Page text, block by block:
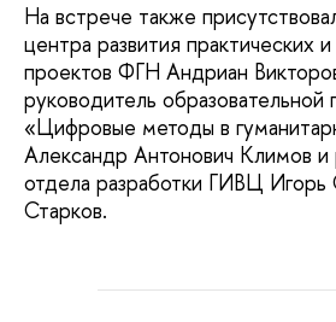
На встрече также
центра развития практических
проектов ФГН Андриан
руководитель образовательной
«Цифровые методы в
Александр Антонович Климов и
отдела разработки ГИВЦ Игорь
Старков.